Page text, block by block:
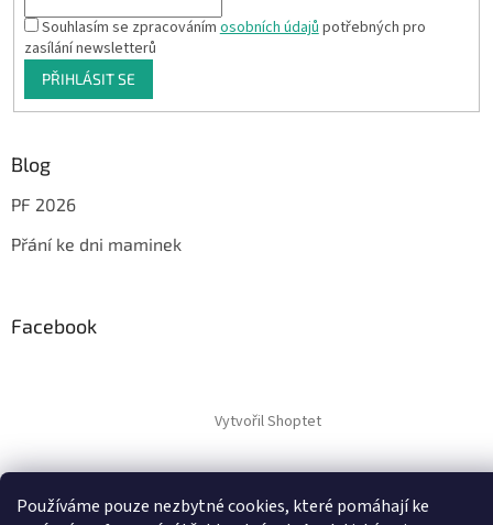
Používáme pouze nezbytné cookies, které pomáhají ke
Souhlasím se zpracovánímosobních údajůpotřebných pro
zasílání newsletterů
PŘIHLÁSIT SE
Blog
PF 2026
Přání ke dni maminek
Facebook
Vytvořil Shoptet